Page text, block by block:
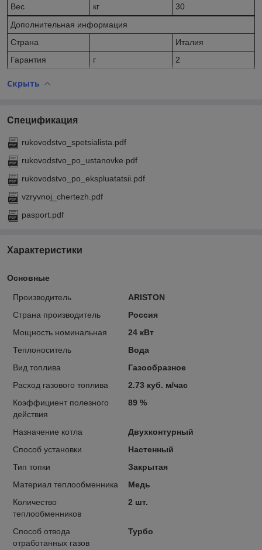
Вес кг
30
Дополнительная информация
Страна
Италия
Гарантия
г 2
Скрыть
Спецификация
rukovodstvo_spetsialista.pdf
rukovodstvo_po_ustanovke.pdf
rukovodstvo_po_ekspluatatsii.pdf
vzryvnoj_chertezh.pdf
pasport.pdf
Характеристики
Основные
Производитель
ARISTON
Страна производитель
Россия
Мощность номинальная
24 кВт
Теплоноситель
Вода
Вид топлива
Газообразное
Расход газового топлива
2.73 куб. м/час
Коэффициент полезного
действия
89 %
Назначение котла
Двухконтурный
Способ установки
Настенный
Тип топки
Закрытая
Материал теплообменника
Медь
Количество
теплообменников
2 шт.
Способ отвода
отработанных газов
Турбо